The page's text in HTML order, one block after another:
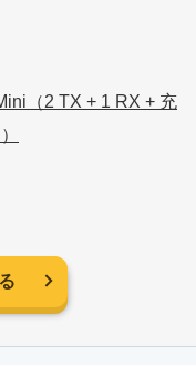
（2 TX + 1 RX + 充